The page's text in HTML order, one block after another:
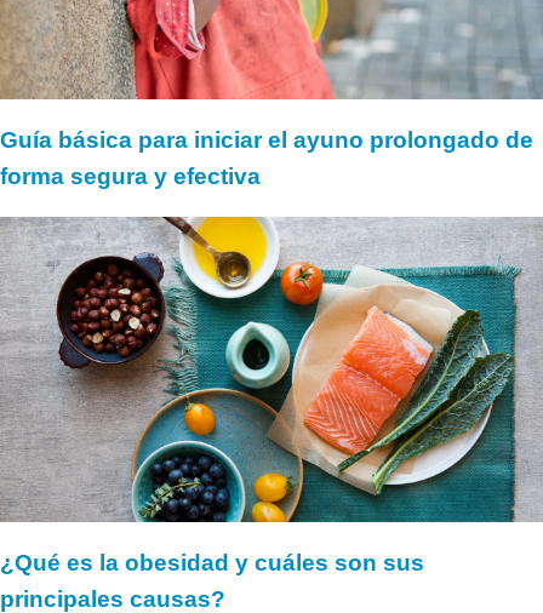
Guía básica para iniciar el ayuno prolongado de
forma segura y efectiva
¿Qué es la obesidad y cuáles son sus
principales causas?